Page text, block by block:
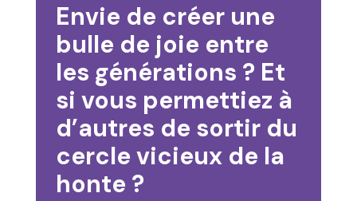
Envie de créer une
bulle de joie entre
les générations ? Et
si vous permettiez à
d’autres de sortir du
cercle vicieux de la
honte ?